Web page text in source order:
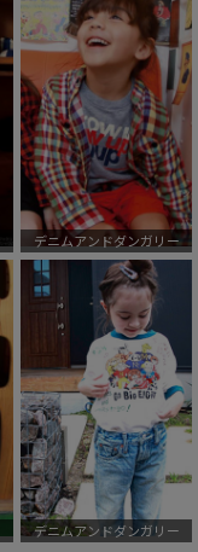
デニムアンドダンガリー
デニムアンドダンガリー